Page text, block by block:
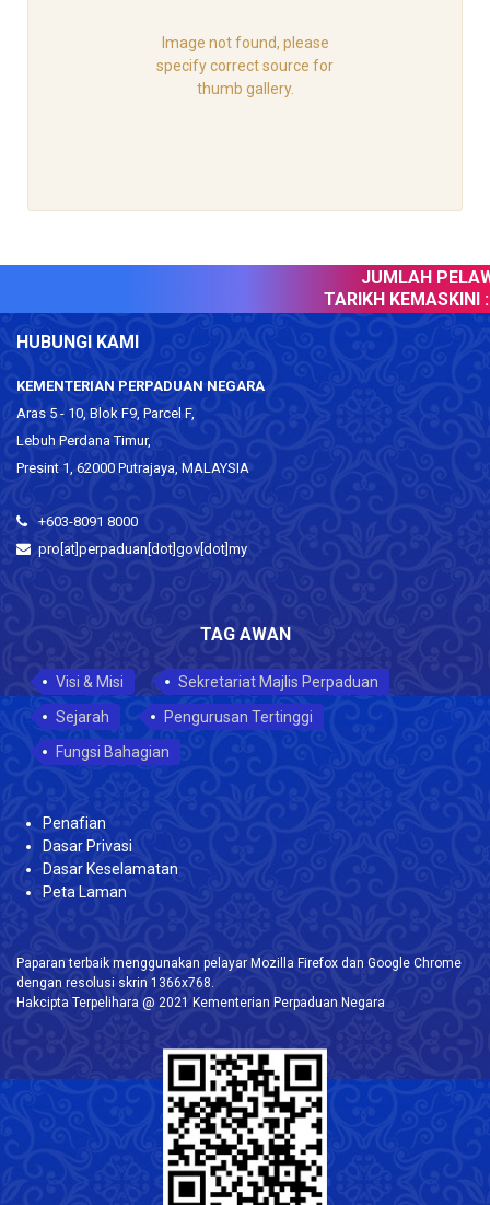
Image not found, please
specify correct source for
thumb gallery.
JUMLAH
TARIKH KEMASKINI :
HUBUNGI KAMI
KEMENTERIAN PERPADUAN NEGARA
Aras 5 - 10, Blok F9, Parcel F,
Lebuh Perdana Timur,
Presint 1, 62000 Putrajaya, MALAYSIA
+603-8091 8000
pro[at]perpaduan[dot]gov[dot]my
TAG AWAN
Visi & Misi
Sekretariat Majlis Perpaduan
Sejarah
Pengurusan Tertinggi
Fungsi Bahagian
Penafian
Dasar Privasi
Dasar Keselamatan
Peta Laman
Paparan terbaik menggunakan pelayar Mozilla Firefox dan Google Chrome
dengan resolusi skrin 1366x768.
Hakcipta Terpelihara @ 2021 Kementerian Perpaduan Negara